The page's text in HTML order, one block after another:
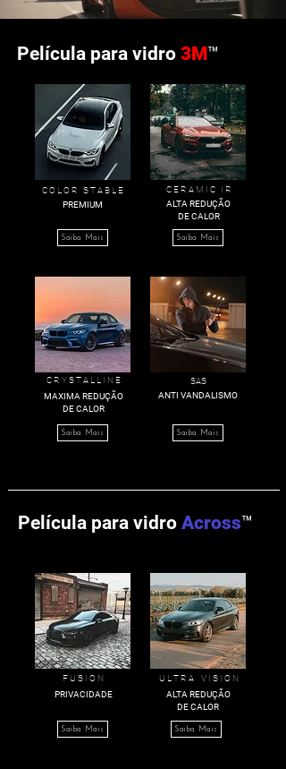
Película para vidro 3M™
C O L O R S T A B L E
PREMIUM
Saiba Mais
C R Y S T A L L I N E
MAXIMA REDUÇÃO
DE CALOR
Saiba Mais
C E R A M I C I R
ALTA REDUÇÃO
DE CALOR
Saiba Mais
SAS
ANTI VANDALISMO
Saiba Mais
Película para vidro Across™
F U S I O N
PRIVACIDADE
Saiba Mais
U L T R A V I S I O N
ALTA REDUÇÃO
DE CALOR
Saiba Mais